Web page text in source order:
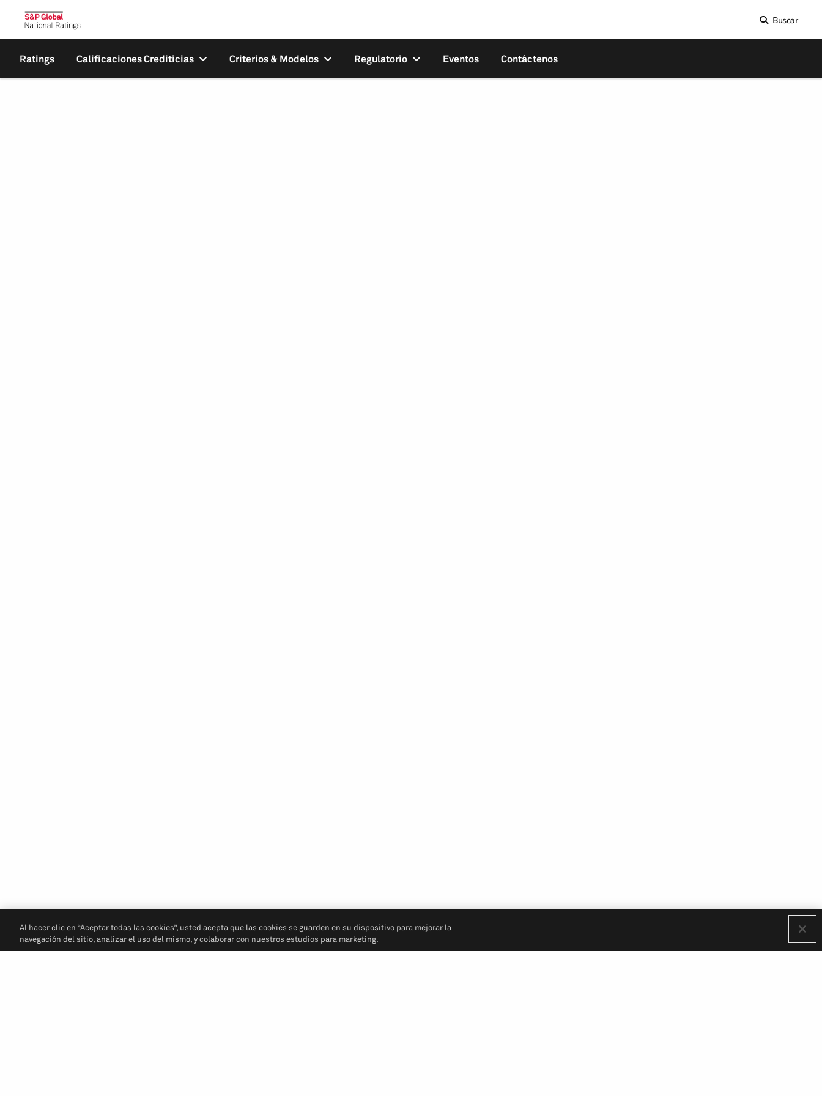
Buscar
Ratings Calificaciones Crediticias Criterios & Modelos Regulatorio Eventos Contáctenos
Al hacer clic en “Aceptar todas las cookies”, usted acepta que las cookies se guarden en su dispositivo para mejorar la
navegación del sitio, analizar el uso del mismo, y colaborar con nuestros estudios para marketing.